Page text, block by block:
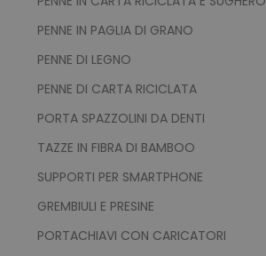
PENNE IN PAGLIA DI GRANO
PENNE DI LEGNO
PENNE DI CARTA RICICLATA
PORTA SPAZZOLINI DA DENTI
TAZZE IN FIBRA DI BAMBOO
SUPPORTI PER SMARTPHONE
GREMBIULI E PRESINE
PORTACHIAVI CON CARICATORI
recently_viewed_product_previous
private_content_version